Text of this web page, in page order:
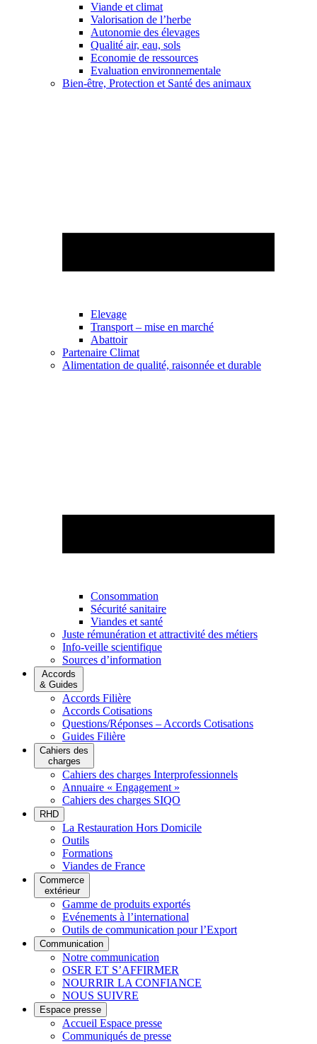
Viande et climat
Valorisation de l’herbe
Autonomie des élevages
Qualité air, eau, sols
Economie de ressources
Evaluation environnementale
Bien-être, Protection et Santé des animaux
Elevage
Transport – mise en marché
Abattoir
Partenaire Climat
Alimentation de qualité, raisonnée et durable
Consommation
Sécurité sanitaire
Viandes et santé
Juste rémunération et attractivité des métiers
Info-veille scientifique
Sources d’information
Accords
& Guides
Accords Filière
Accords Cotisations
Questions/Réponses – Accords Cotisations
Guides Filière
Cahiers des
charges
Cahiers des charges Interprofessionnels
Annuaire « Engagement »
Cahiers des charges SIQO
RHD
La Restauration Hors Domicile
Outils
Formations
Viandes de France
Commerce
extérieur
Gamme de produits exportés
Evénements à l’international
Outils de communication pour l’Export
Communication
Notre communication
OSER ET S’AFFIRMER
NOURRIR LA CONFIANCE
NOUS SUIVRE
Espace presse
Accueil Espace presse
Communiqués de presse